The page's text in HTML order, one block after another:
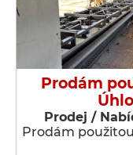
Prodám
Prodej /
Prodám